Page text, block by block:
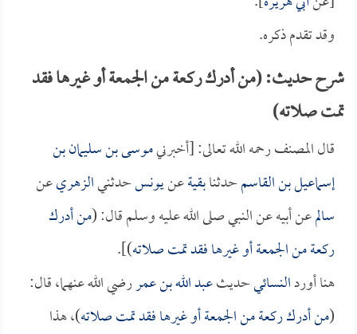
وقد تقدم ذكره.
شرح حديث: (من أدرك ركعة من الجمعة أو غيرها فقد
تمت صلاته)
قال المصنف رحمه الله تعالى: [أخبرنيموسى بن سليمان بن
إسماعيل بن القاسمحدثنابقيةعنيونسحدثنيالزهريعن
سالمعن أبيه عن النبي صلى الله عليه وسلم قال: (من أدرك
ركعة من الجمعة أو غيرها فقد تمت صلاته)].
هنا أوردالنسائيحديثعبد الله بن عمررضي الله عنهما، قال:
(من أدرك ركعة من الجمعة أو غيرها فقد تمت صلاته)، هذا